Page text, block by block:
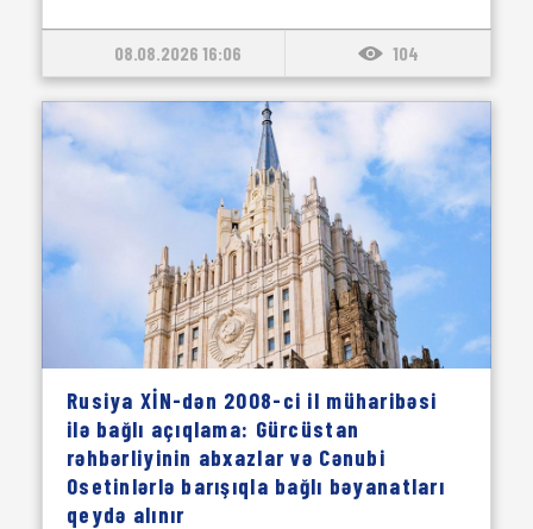
08.08.2026 16:06 104
Rusiya XİN-dən 2008-ci il müharibəsi
ilə bağlı açıqlama: Gürcüstan
rəhbərliyinin abxazlar və Cənubi
Osetinlərlə barışıqla bağlı bəyanatları
qeydə alınır